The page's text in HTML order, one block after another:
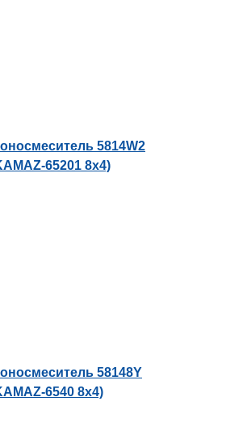
5814W2
65201 8х4)
58148Y
6540 8х4)